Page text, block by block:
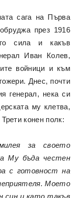
сага на Първа
през 1916
сила и какъв
Иван Колев,
войници и към
Днес, почти
генерал, нека си
му клетва,
конен полк:
за своето
Му бъда честен
с готовност на
Моето